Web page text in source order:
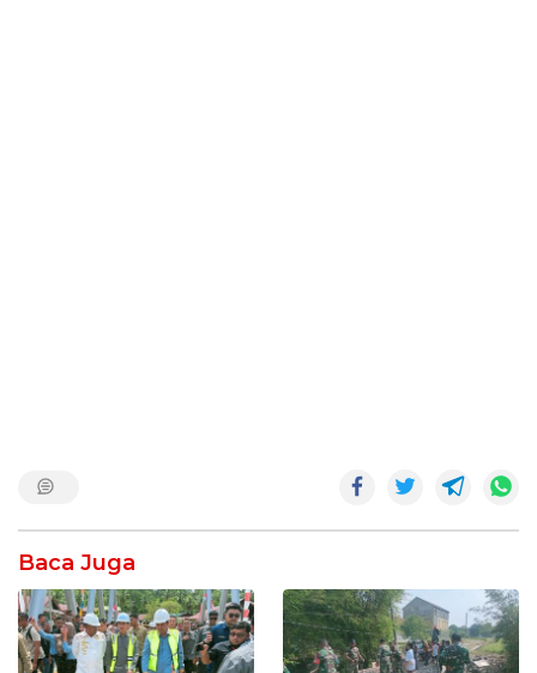
Baca Juga